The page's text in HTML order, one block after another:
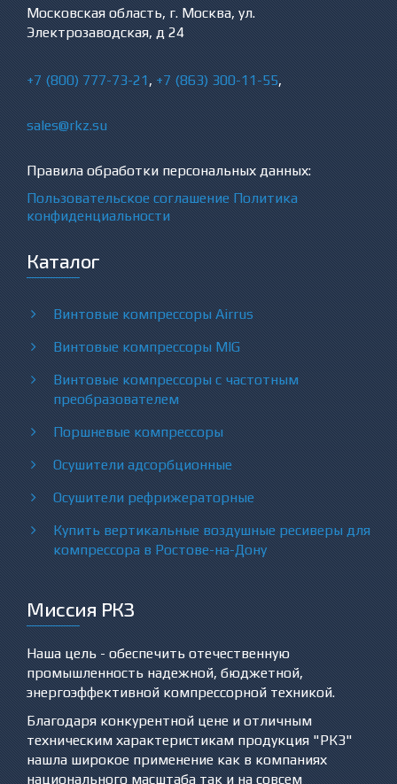
Московская область, г. Москва, ул.
Электрозаводская, д 24
+7 (800) 777-73-21, +7 (863) 300-11-55,
sales@rkz.su
Правила обработки персональных данных:
Пользовательское соглашение Политика
конфиденциальности
Каталог
Винтовые компрессоры Airrus
Винтовые компрессоры MIG
Винтовые компрессоры с частотным
преобразователем
Поршневые компрессоры
Осушители адсорбционные
Осушители рефрижераторные
Купить вертикальные воздушные ресиверы для
компрессора в Ростове-на-Дону
Миссия РКЗ
Наша цель - обеспечить отечественную
промышленность надежной, бюджетной,
энергоэффективной компрессорной техникой.
Благодаря конкурентной цене и отличным
техническим характеристикам продукция "РКЗ"
нашла широкое применение как в компаниях
национального масштаба так и на совсем